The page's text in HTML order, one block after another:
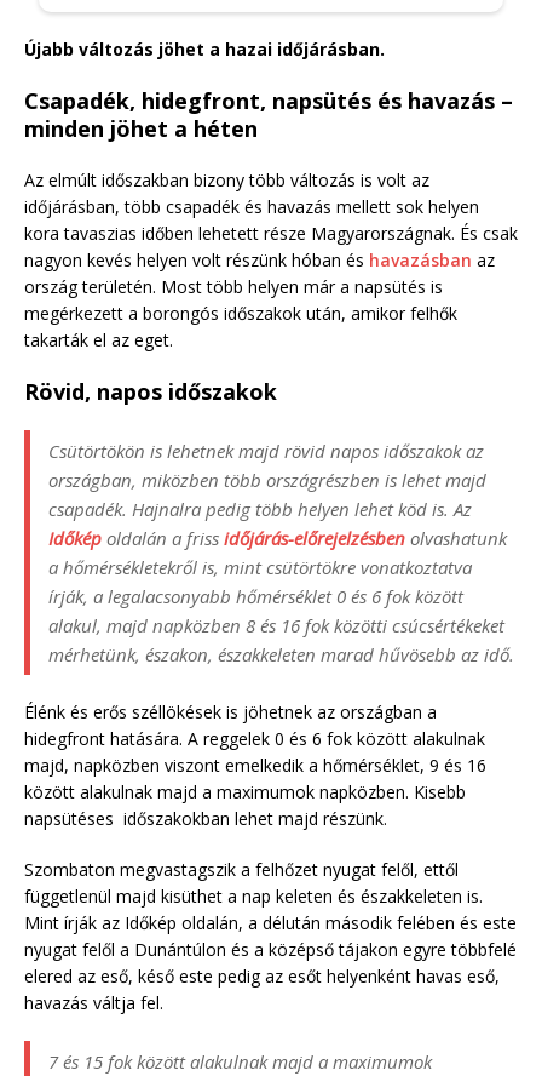
Újabb változás jöhet a hazai időjárásban.
Csapadék, hidegfront, napsütés és havazás –
minden jöhet a héten
Az elmúlt időszakban bizony több változás is volt az
időjárásban, több csapadék és havazás mellett sok helyen
kora tavaszias időben lehetett része Magyarországnak. És csak
nagyon kevés helyen volt részünk hóban és havazásban az
ország területén. Most több helyen már a napsütés is
megérkezett a borongós időszakok után, amikor felhők
takarták el az eget.
Rövid, napos időszakok
Csütörtökön is lehetnek majd rövid napos időszakok az
országban, miközben több országrészben is lehet majd
csapadék. Hajnalra pedig több helyen lehet köd is. Az
Időkép oldalán a friss időjárás-előrejelzésben olvashatunk
a hőmérsékletekről is, mint csütörtökre vonatkoztatva
írják, a legalacsonyabb hőmérséklet 0 és 6 fok között
alakul, majd napközben 8 és 16 fok közötti csúcsértékeket
mérhetünk, északon, északkeleten marad hűvösebb az idő.
Élénk és erős széllökések is jöhetnek az országban a
hidegfront hatására. A reggelek 0 és 6 fok között alakulnak
majd, napközben viszont emelkedik a hőmérséklet, 9 és 16
között alakulnak majd a maximumok napközben. Kisebb
napsütéses időszakokban lehet majd részünk.
Szombaton megvastagszik a felhőzet nyugat felől, ettől
függetlenül majd kisüthet a nap keleten és északkeleten is.
Mint írják az Időkép oldalán, a délután második felében és este
nyugat felől a Dunántúlon és a középső tájakon egyre többfelé
elered az eső, késő este pedig az esőt helyenként havas eső,
havazás váltja fel.
7 és 15 fok között alakulnak majd a maximumok